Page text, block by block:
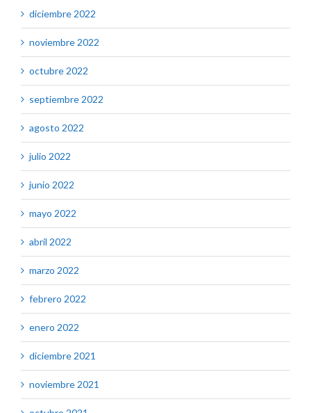
diciembre 2022
noviembre 2022
octubre 2022
septiembre 2022
agosto 2022
julio 2022
junio 2022
mayo 2022
abril 2022
marzo 2022
febrero 2022
enero 2022
diciembre 2021
noviembre 2021